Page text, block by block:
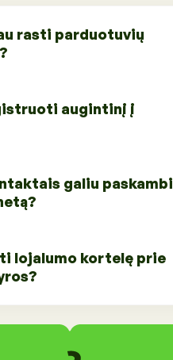
rasti parduotuvių
augintinį į
kontaktais, kuriuos rasite
galiu
"Vet. paslaugos".
išankstinė
lojalumo kortelę prie
"Lojalumo kortelė".